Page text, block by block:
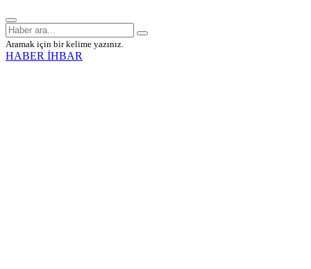
Aramak için bir kelime yazınız.
HABER İHBAR